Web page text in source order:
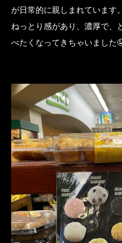
が日常的に親しまれています
ねっとり感があり、濃厚で、
べたくなってきちゃいました